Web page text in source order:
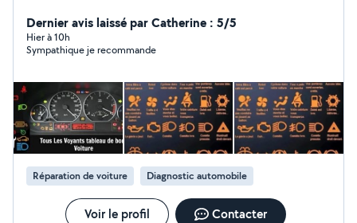
Codage télécodage clé carte -Réinitialisation oil reset
voyant vidange Recodage injecteur -Régénération du
FAP filtre à particules -Perte de puissance -Débimètre
esp fap bsi casse moteur -Climatisation oil reset
régénération -Casse moteur faisceau -Airbags -Bougies
de préchauffages -suppression ou rajout option -Fumée
noire, blanche Recherche balise
Dernier avis laissé par Catherine : 5/5
Hier à 10h
Sympathique je recommande
Réparation de voiture Diagnostic automobile
Voir le profil Contacter